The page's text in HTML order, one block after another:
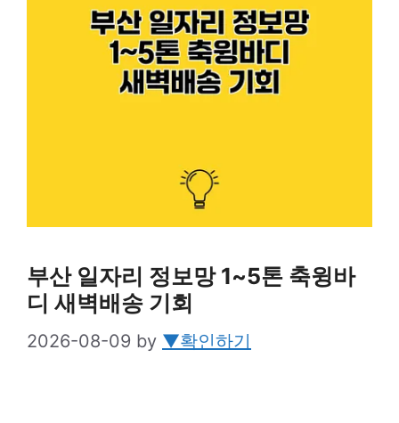
부산 일자리 정보망 1~5톤 축윙바
디 새벽배송 기회
2026-08-09 by ▼확인하기